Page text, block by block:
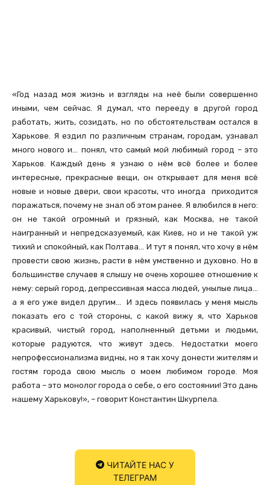
«Год назад моя жизнь и взгляды на неё были совершенно
иными, чем сейчас. Я думал, что перееду в другой город
работать, жить, созидать, но по обстоятельствам остался в
Харькове. Я ездил по различным странам, городам, узнавал
много нового и… понял, что самый мой любимый город – это
Харьков. Каждый день я узнаю о нём всё более и более
интересные, прекрасные вещи, он открывает для меня всё
новые и новые двери, свои красоты, что иногда приходится
поражаться, почему не знал об этом ранее. Я влюбился в него:
он не такой огромный и грязный, как Москва, не такой
наигранный и непредсказуемый, как Киев, но и не такой уж
тихий и спокойный, как Полтава… И тут я понял, что хочу в нём
провести свою жизнь, расти в нём умственно и духовно. Но в
большинстве случаев я слышу не очень хорошее отношение к
нему: серый город, депрессивная масса людей, унылые лица…
а я его уже видел другим… И здесь появилась у меня мысль
показать его с той стороны, с какой вижу я, что Харьков
красивый, чистый город, наполненный детьми и людьми,
которые радуются, что живут здесь. Недостатки моего
непрофессионализма видны, но я так хочу донести жителям и
гостям города свою мысль о моем любимом городе. Моя
работа – это монолог города о себе, о его состоянии! Это дань
нашему Харькову!», – говорит Константин Шкурпела.
ЧИТАЙТЕ НАС У
ТЕЛЕГРАМ